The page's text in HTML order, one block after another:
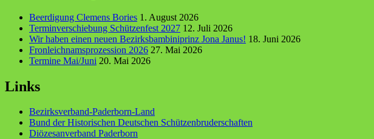
Beerdigung Clemens Bories 1. August 2026
Terminverschiebung Schützenfest 2027 12. Juli 2026
Wir haben einen neuen Bezirksbambiniprinz Jona Janus! 18. Juni 2026
Fronleichnamsprozession 2026 27. Mai 2026
Termine Mai/Juni 20. Mai 2026
Links
Bezirksverband-Paderborn-Land
Bund der Historischen Deutschen Schützenbruderschaften
Diözesanverband Paderborn